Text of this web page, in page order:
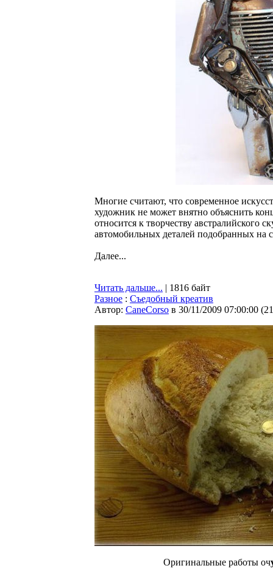
Многие считают, что современное
художник не может внятно объяснить
относится к творчеству австралийского
автомобильных деталей подобранных на
Далее...
Читать дальше... | 1816 байт
Разное : Съедобный креатив
Автор: CaneCorso в 30/11/2009 07:00:00 (
Оригинальные работы оч